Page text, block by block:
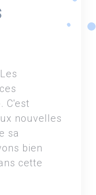
C'est
nouvelles
sa
bien
cette